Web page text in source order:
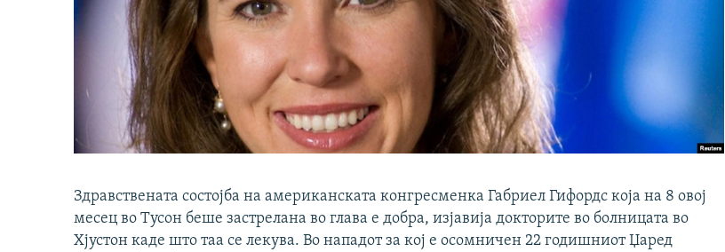
Здравствената состојба на американската конгресменка Габриел Гифордс која на 8 овој
месец во Тусон беше застрелана во глава е добра, изјавија докторите во болницата во
Хјустон каде што таа се лекува. Во нападот за кој е осомничен 22 годишниот Џаред